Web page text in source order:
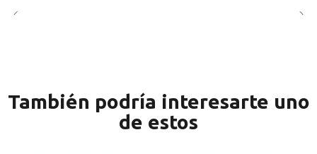
También podría interesarte uno
de estos